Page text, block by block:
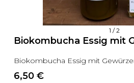
1 /2
Biokombucha Essig mit
Biokombucha Essig mit
6,50 €